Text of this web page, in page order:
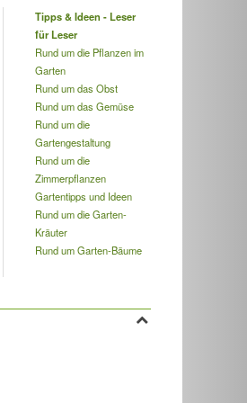
Tipps & Ideen - Leser
für Leser
Rund um die Pflanzen im
Garten
Rund um das Obst
Rund um das Gemüse
Rund um die
Gartengestaltung
Rund um die
Zimmerpflanzen
Gartentipps und Ideen
Rund um die Garten-
Kräuter
Rund um Garten-Bäume